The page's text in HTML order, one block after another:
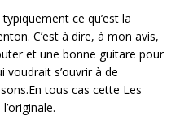
ce qu’est la
C’est à dire, à mon avis,
et une bonne guitare pour
voudrait s’ouvrir à de
tous cas cette Les